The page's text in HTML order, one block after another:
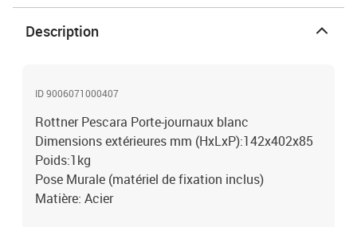
Description
ID 9006071000407
Rottner Pescara Porte-journaux blanc
Dimensions extérieures mm (HxLxP):142x402x85
Poids:1kg
Pose Murale (matériel de fixation inclus)
Matière: Acier